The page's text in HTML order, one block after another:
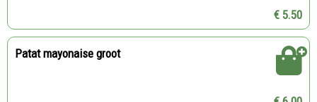
€ 5.50
Patat mayonaise groot